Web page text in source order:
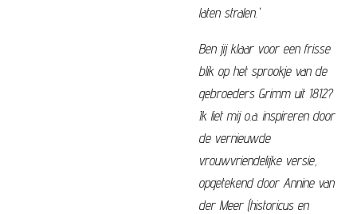
laten stralen.'
Ben jij klaar voor een frisse
blik op het sprookje van de
gebroeders Grimm uit 1812?
Ik liet mij o.a. inspireren door
de vernieuwde
vrouwvriendelijke versie,
opgetekend door Annine van
der Meer (historicus en